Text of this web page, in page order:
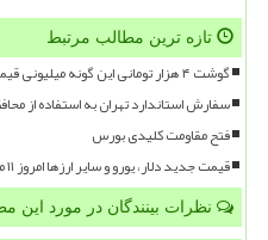
تازه ترین مطالب مرتبط
گوشت ۴ هزار تومانی این گونه میلیونی قیمت خورد
سفارش استاندارد تهران به استفاده از
فتح مقاومت کلیدی بورس
قیمت جدید دلار، یورو و سایر ارزها امروز ۱۱ مردادماه ۱۴۰۵
نظرات بینندگان در مورد این